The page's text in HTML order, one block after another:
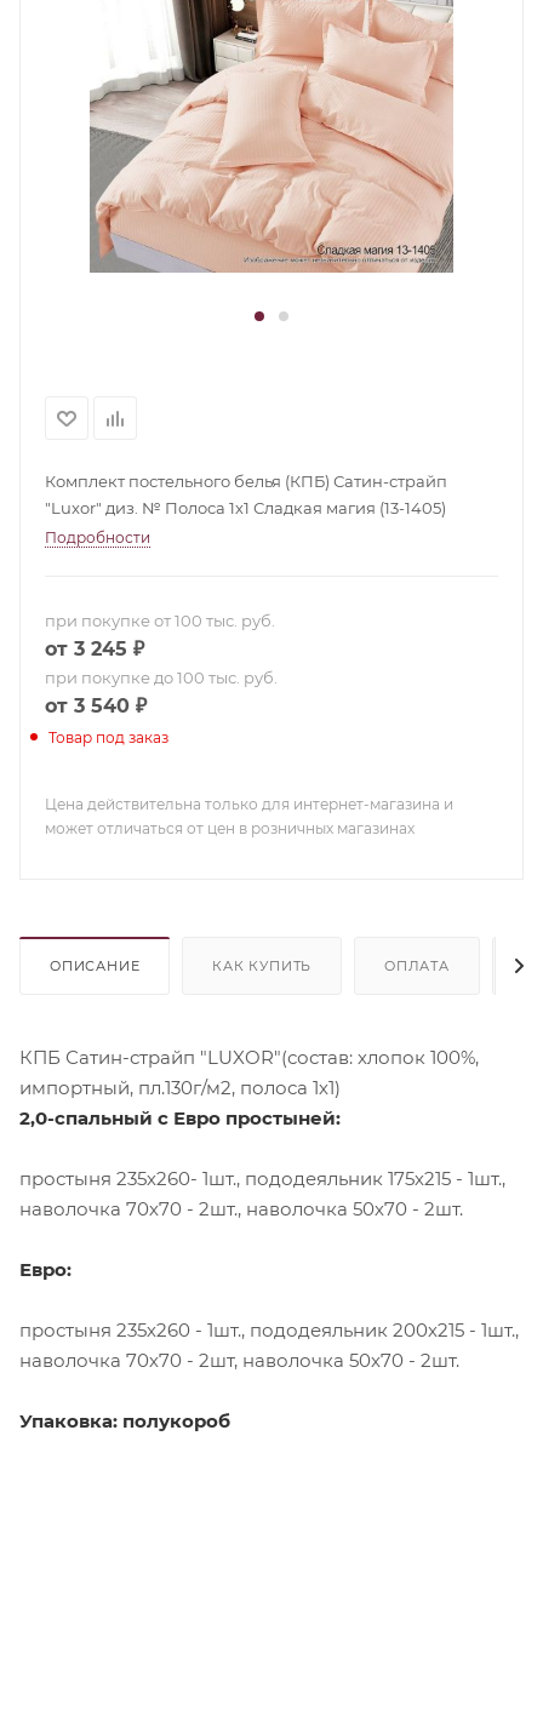
Комплект постельного белья (КПБ) Сатин-страйп
"Luxor" диз. № Полоса 1х1 Сладкая магия (13-1405)
Подробности
при покупке от 100 тыс. руб.
от 3 245 ₽
при покупке до 100 тыс. руб.
от 3 540 ₽
Товар под заказ
Цена действительна только для интернет-магазина и
может отличаться от цен в розничных магазинах
ОПИСАНИЕ КАК КУПИТЬ ОПЛАТА
КПБ Сатин-страйп "LUXOR"(состав: хлопок 100%,
импортный, пл.130г/м2, полоса 1х1)
2,0-спальный с Евро простыней:
простыня 235х260- 1шт., пододеяльник 175х215 - 1шт.,
наволочка 70х70 - 2шт., наволочка 50х70 - 2шт.
Евро:
простыня 235х260 - 1шт., пододеяльник 200х215 - 1шт.,
наволочка 70х70 - 2шт, наволочка 50х70 - 2шт.
Упаковка: полукороб